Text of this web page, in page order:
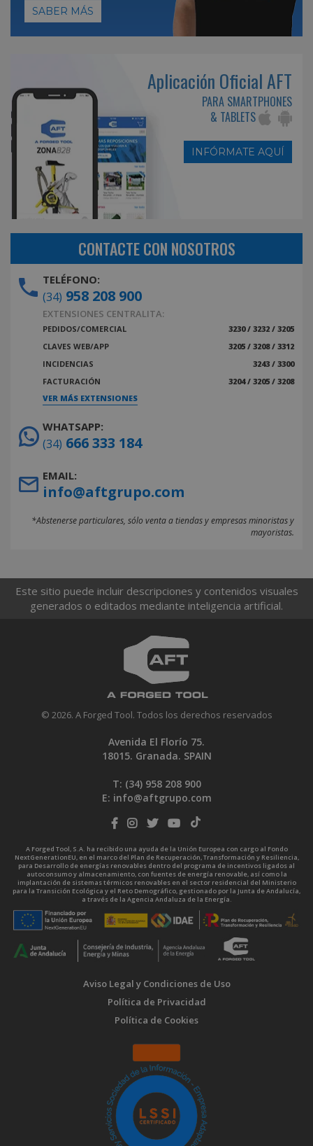
SABER MÁS
Aplicación Oficial AFT
PARA SMARTPHONES
& TABLETS
INFÓRMATE AQUÍ
CONTACTE CON NOSOTROS
TELÉFONO:
(34) 958 208 900
EXTENSIONES CENTRALITA:
PEDIDOS/COMERCIAL
3230 / 3232 / 3205
CLAVES WEB/APP
3205 / 3208 / 3312
INCIDENCIAS
3243 / 3300
FACTURACIÓN
3204 / 3205 / 3208
VER MÁS EXTENSIONES
WHATSAPP:
(34) 666 333 184
EMAIL:
info@aftgrupo.com
*Abstenerse particulares, sólo venta a tiendas y empresas minoristas y
mayoristas.
Este sitio puede incluir descripciones y contenidos visuales
generados o editados mediante inteligencia artificial.
© 2026. A Forged Tool. Todos los derechos reservados
Avenida El Florío 75.
18015. Granada. SPAIN
T: (34) 958 208 900
E: info@aftgrupo.com
A Forged Tool, S.A. ha recibido una ayuda de la Unión Europea con cargo al Fondo
NextGenerationEU, en el marco del Plan de Recuperación, Transformación y Resiliencia,
para Desarrollo de energías renovables dentro del programa de incentivos ligados al
autoconsumo y almacenamiento, con fuentes de energía renovable, así como la
implantación de sistemas térmicos renovables en el sector residencial del Ministerio
para la Transición Ecológica y el Reto Demográfico, gestionado por la Junta de Andalucía,
a través de la Agencia Andaluza de la Energía.
Aviso Legal y Condiciones de Uso
Política de Privacidad
Política de Cookies